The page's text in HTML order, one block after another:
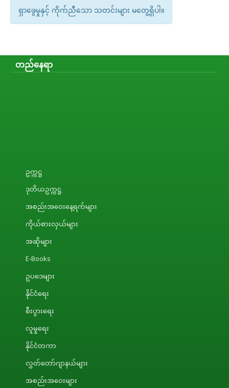
ရှာဖွေမှုနှင့် ကိုက်ညီသော သတင်းများ မတွေ့ရှိပါ။
တည်နေရာ
ဥက္ကဋ္ဌ
ဒုတိယဥက္ကဋ္ဌ
အစည်းအဝေးနေ့ရက်များ
ကိုယ်စားလှယ်များ
အဆိုများ
E-Books
ဥပဒေများ
နိုင်ငံရေး
စီးပွားရေး
လူမှုရေး
နိုင်ငံတကာ
လွှတ်တော်ဂျာနယ်များ
အစည်းအဝေးများ